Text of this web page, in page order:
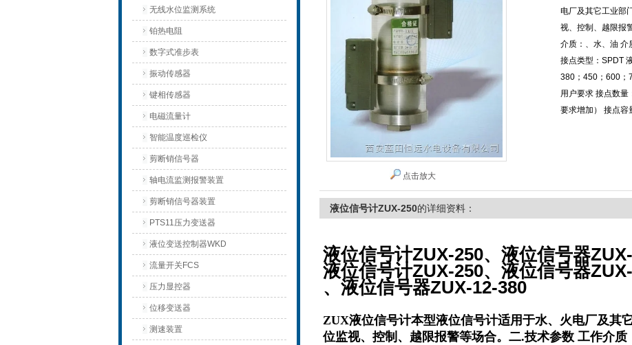
无线水位监测系统
铂热电阻
数字式准步表
振动传感器
键相传感器
电磁流量计
智能温度巡检仪
剪断销信号器
轴电流监测报警装置
剪断销信号器装置
PTS11压力变送器
液位变送控制器WKD
流量开关FCS
压力显控器
位移变送器
测速装置
点击放大
电厂及其它工业部
视、控制、越限报
介质：、水、油
接点类型：SPDT
380；450；600；
用户要求 接点数量
要求增加） 接点容
液位信号计ZUX-250的详细资料：
液位信号计ZUX-250、液位信号器
液位信号计ZUX-250、液位信号器
、液位信号器ZUX-12-380
ZUX液位信号计本型液位信号计适用于水、火电厂及其
位监视、控制、越限报警等场合。二.技术参数 工作介